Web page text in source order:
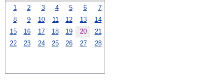
1
2 3 4 5 6
7
8
9 10 11 12 13
14
15
16 17 18 19 20
21
22
23 24 25 26 27 28